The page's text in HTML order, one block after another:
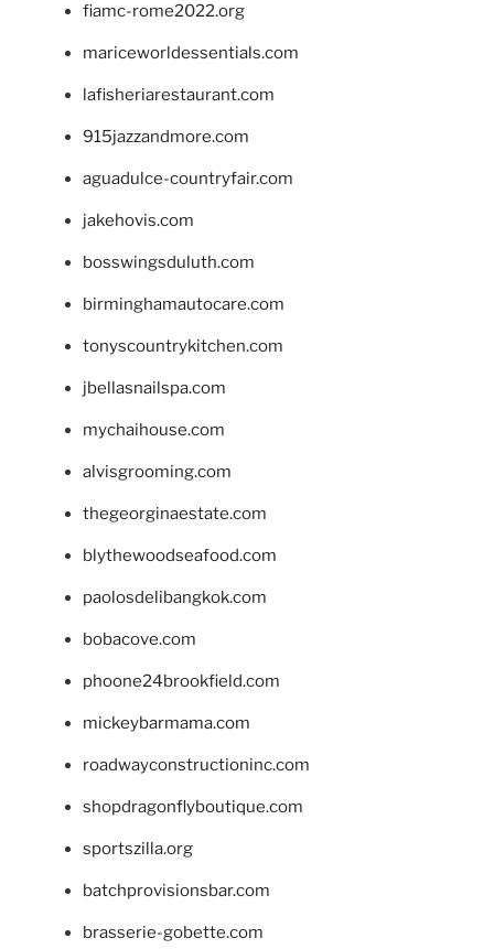
fiamc-rome2022.org
mariceworldessentials.com
lafisheriarestaurant.com
915jazzandmore.com
aguadulce-countryfair.com
jakehovis.com
bosswingsduluth.com
birminghamautocare.com
tonyscountrykitchen.com
jbellasnailspa.com
mychaihouse.com
alvisgrooming.com
thegeorginaestate.com
blythewoodseafood.com
paolosdelibangkok.com
bobacove.com
phoone24brookfield.com
mickeybarmama.com
roadwayconstructioninc.com
shopdragonflyboutique.com
sportszilla.org
batchprovisionsbar.com
brasserie-gobette.com